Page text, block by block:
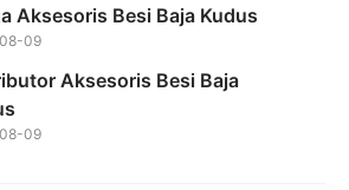
Aksesoris Besi Baja Kudus
09
Aksesoris Besi Baja
09